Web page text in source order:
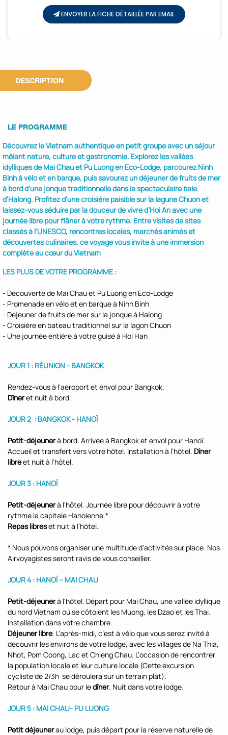
ENVOYER LA FICHE DÉTAILLÉE PAR EMAIL
DESCRIPTION
LE PROGRAMME
Découvrez le Vietnam authentique en petit groupe avec un séjour
mêlant nature, culture et gastronomie. Explorez les vallées
idylliques de Mai Chau et Pu Luong en Eco-Lodge, parcourez Ninh
Binh à vélo et en barque, puis savourez un déjeuner de fruits de mer
à bord d’une jonque traditionnelle dans la spectaculaire baie
d’Halong. Profitez d’une croisière paisible sur la lagune Chuon et
laissez-vous séduire par la douceur de vivre d’Hoi An avec une
journée libre pour flâner à votre rythme. Entre visites de sites
classés à l’UNESCO, rencontres locales, marchés animés et
découvertes culinaires, ce voyage vous invite à une immersion
complète au cœur du Vietnam
LES PLUS DE VOTRE PROGRAMME :
- Découverte de Mai Chau et Pu Luong en Eco-Lodge
- Promenade en vélo et en barque à Ninh Binh
- Déjeuner de fruits de mer sur la jonque à Halong
- Croisière en bateau traditionnel sur la lagon Chuon
- Une journée entière à votre guise à Hoi Han
JOUR 1 : RÉUNION - BANGKOK
Rendez-vous à l'aéroport et envol pour Bangkok.
Dîneret nuit à bord.
JOUR 2 : BANGKOK - HANOÏ
Petit-déjeunerà bord. Arrivée à Bangkok et envol pour Hanoï.
Accueil et transfert vers votre hôtel. Installation à l’hôtel. Dîner
libreet nuit à l’hôtel.
JOUR 3 : HANOÏ
Petit-déjeunerà l'hôtel. Journée libre pour découvrir à votre
rythme la capitale Hanoienne.*
Repas libreset nuit à l’hôtel.
* Nous pouvons organiser une multitude d'activités sur place. Nos
Airvoyagistes seront ravis de vous conseiller.
JOUR 4 : HANOÏ – MAI CHAU
Petit-déjeunerà l'hôtel. Départ pour Mai Chau, une vallée idyllique
du nord Vietnam où se côtoient les Muong, les Dzao et les Thai.
Installation dans votre chambre.
Déjeuner libre. L’après-midi, c’est à vélo que vous serez invité à
découvrir les environs de votre lodge, avec les villages de Na Thia,
Nhot, Pom Coong, Lac et Chieng Chau. L’occasion de rencontrer
la population locale et leur culture locale (Cette excursion
cycliste de 2/3h se déroulera sur un terrain plat).
Retour à Mai Chau pour ledîner. Nuit dans votre lodge.
JOUR 5 : MAI CHAU- PU LUONG
Petit déjeunerau lodge, puis départ pour la réserve naturelle de